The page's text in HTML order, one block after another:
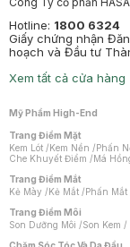
Hotline: 1800 6324
Giấy chứng nhận
hoạch và Đầu tư
Xem tất cả cửa hàng
Mỹ Phẩm High-End
Trang Điểm Mặt
Kem Lót /Kem Nền /Phấn
Che Khuyết Điểm /Má
Trang Điểm Mắt
Kẻ Mày /Kẻ Mắt /Phấn Mắt
Trang Điểm Môi
Son Dưỡng Môi /Son Kem